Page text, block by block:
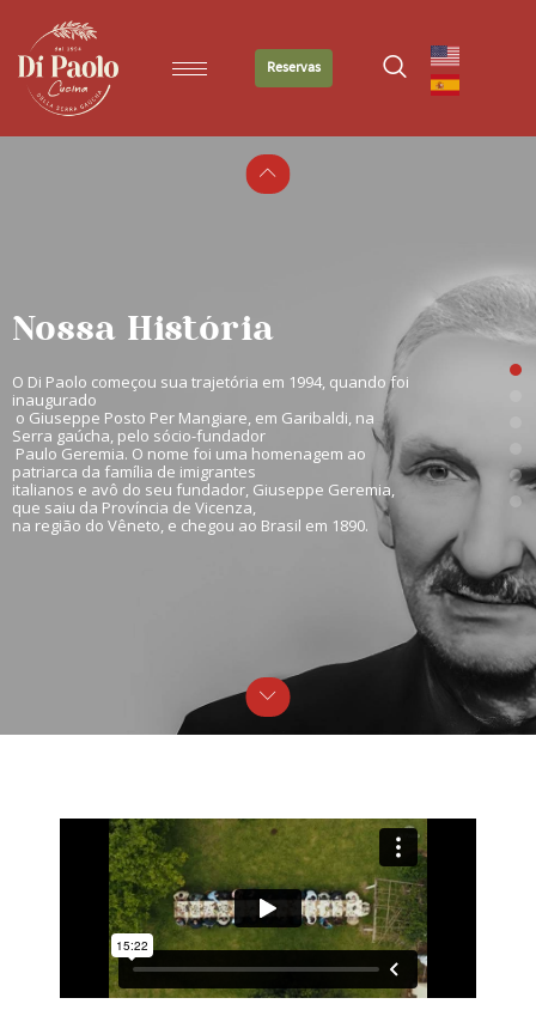
Reservas
Nossa História
O Di Paolo começou sua trajetória em 1994, quando foi
inaugurado
Serra gaúcha, pelo sócio-fundador
patriarca da família de imigrantes
italianos e avô do seu fundador, Giuseppe Geremia,
que saiu da Província de Vicenza,
na região do Vêneto, e chegou ao Brasil em 1890.
Nossa História
Na essência da marca, Paulo Geremia trouxe a
autenticidade e a originalidade da iguaria típica da